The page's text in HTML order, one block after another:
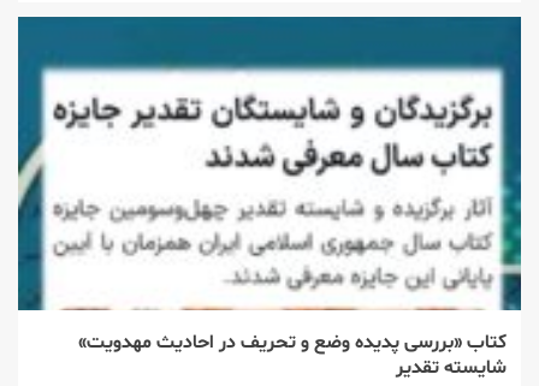
کتاب «بررسی پدیده وضع و تحریف در احادیث مهدویت»
شایسته تقدیر